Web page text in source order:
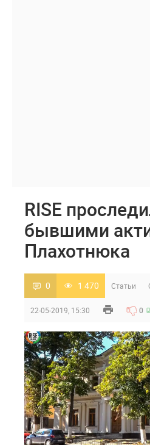
RISE
бывшими
Плахотнюка
0 1 470 Статьи
22-05-2019, 15:30 0